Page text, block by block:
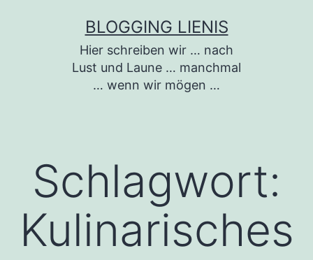
BLOGGING LIENIS
Hier schreiben wir … nach
Lust und Laune … manchmal
… wenn wir mögen …
Schlagwort:
Kulinarisches